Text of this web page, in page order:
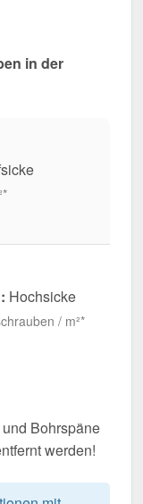
in der
Hochsicke
/ m²*
Bohrspäne
werden!